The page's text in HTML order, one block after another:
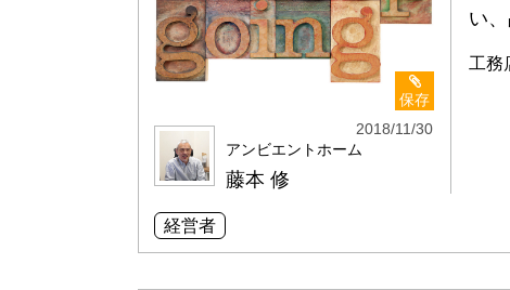
保存
2018/11/30
アンビエントホーム
藤本 修
い
工務
経営者